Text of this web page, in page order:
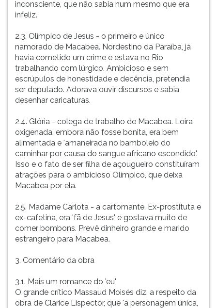
inconsciente, que não sabia num mesmo que era
infeliz.
2.3. Olímpico de Jesus - o primeiro e único
namorado de Macabea. Nordestino da Paraíba, já
havia cometido um crime e estava no Rio
trabalhando com lúrgico. Ambicioso e sem
escrúpulos de honestidade e decência, pretendia
ser deputado. Adorava ouvir discursos e sabia
desenhar caricaturas.
2.4. Glória - colega de trabalho de Macabea. Loira
oxigenada, embora não fosse bonita, era bem
alimentada e 'amaneirada no bamboleio do
caminhar por causa do sangue africano escondido'.
Isso e o fato de ser filha de açougueiro constituíram
atrações para o ambicioso Olímpico, que deixa
Macabea por ela.
2.5. Madame Carlota - a cartomante. Ex-prostituta e
ex-cafetina, era 'fã de Jesus' e gostava muito de
comer bombons. Prevê dinheiro grande e marido
estrangeiro para Macabea.
3. Comentário da obra
3.1. Mais um romance do 'eu'
O grande crítico Massaud Moisés diz, a respeito da
obra de Clarice Lispector, que 'a personagem única,